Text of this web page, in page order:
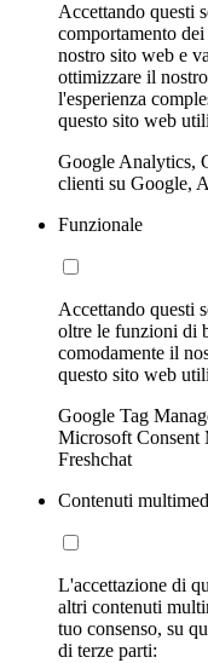
Accettando questi
comportamento
nostro sito web e
ottimizzare il
l'esperienza
questo sito web
Google Analytics,
clienti su Google,
Funzionale
Accettando questi
oltre le funzioni di
comodamente il
questo sito web
Google Tag
Microsoft Consent
Freshchat
Contenuti
L'accettazione di
altri contenuti
tuo consenso, su
di terze parti: